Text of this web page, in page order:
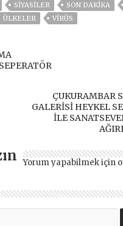
SİYASİLER SON DAKIKA
ÜLKELER VIRÜS
ÇUKURAMBAR
GALERİSİ HEYKEL
İLE
Yorum yapabilmek için